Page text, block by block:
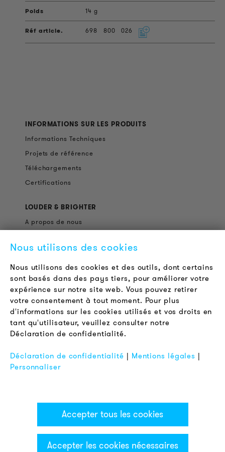
14 g
698 800 026
INFORMATIONS SUR LES PRODUITS
Informations Techniques
Projets de référence
Téléchargements
Certifications
LOUDER & BRIGHTER
A propos de nous
Offres d'emploi
Newsletter
LÉGAL
Conditions Générales de Vente
Protection des Données
Mentions Légales
Nous utilisons des cookies
Nous utilisons des cookies et des outils, dont certains
sont basés dans des pays tiers, pour améliorer votre
expérience sur notre site web. Vous pouvez retirer
votre consentement à tout moment. Pour plus
d'informations sur les cookies utilisés et vos droits en
tant qu'utilisateur, veuillez consulter notre
Déclaration de confidentialité.
Déclaration de confidentialité | Mentions légales |
Personnaliser
Accepter tous les cookies
Accepter les cookies nécessaires